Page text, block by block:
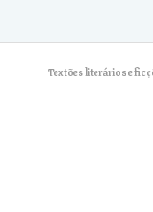
Textões literários e